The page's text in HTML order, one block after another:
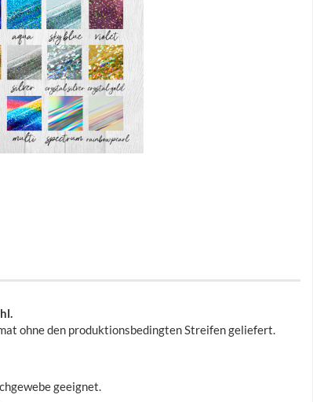
ohne den produktionsbedingten Streifen geliefert.
geeignet.